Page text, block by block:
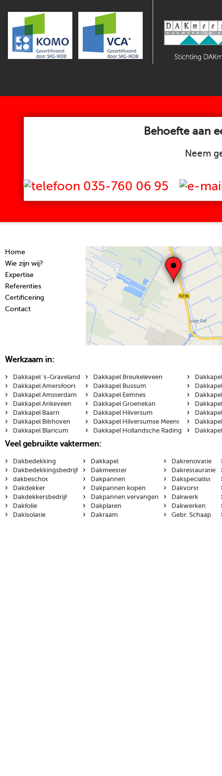
Behoefte aan
Neem
035-760 06 95
Home
Wie zijn wij?
Expertise
Referenties
Certificering
Contact
Werkzaam in:
›
Dakkapel 's-Graveland
› Dakkapel Amersfoort
› Dakkapel Amsterdam
› Dakkapel Ankeveen
› Dakkapel Baarn
› Dakkapel Bilthoven
› Dakkapel Blaricum
› Dakkapel Breukeleveen
› Dakkapel Bussum
› Dakkapel Eemnes
› Dakkapel Groenekan
› Dakkapel Hilversum
› Dakkapel Hilversumse Meent
› Dakkapel Hollandsche Rading
›
›
›
›
›
›
›
Veel gebruikte vaktermen:
›
Dakbedekking
› Dakbedekkingsbedrijf
› dakbeschot
› Dakdekker
› Dakdekkersbedrijf
› Dakfolie
› Dakisolatie
› Dakkapel
› Dakmeester
› Dakpannen
› Dakpannen kopen
› Dakpannen vervangen
› Dakplaten
› Dakraam
› Dakrenovatie
› Dakrestauratie
› Dakspecialist
› Dakvorst
› Dakwerk
› Dakwerken
› Gebr. Schaap